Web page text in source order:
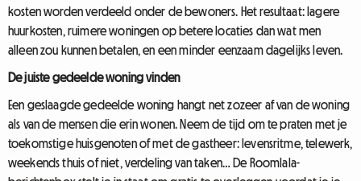
kosten worden verdeeld onder de bewoners. Het resultaat: lagere
huurkosten, ruimere woningen op betere locaties dan wat men
alleen zou kunnen betalen, en een minder eenzaam dagelijks leven.
De juiste gedeelde woning vinden
Een geslaagde gedeelde woning hangt net zozeer af van de woning
als van de mensen die erin wonen. Neem de tijd om te praten met je
toekomstige huisgenoten of met de gastheer: levensritme, telewerk,
weekends thuis of niet, verdeling van taken… De Roomlala-